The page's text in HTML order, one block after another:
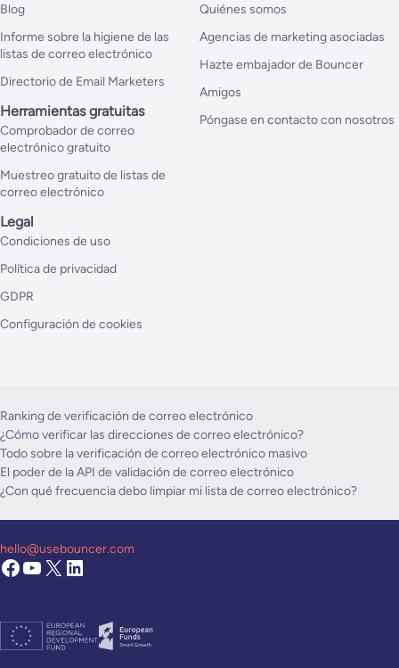
Blog
Informe sobre la higiene de las
listas de correo electrónico
Directorio de Email Marketers
Herramientas gratuitas
Comprobador de correo
electrónico gratuito
Muestreo gratuito de listas de
correo electrónico
Quiénes somos
Agencias de marketing asociadas
Hazte embajador de Bouncer
Amigos
Póngase en contacto con nosotros
Legal
Condiciones de uso
Política de privacidad
GDPR
Configuración de cookies
Ranking de verificación de correo electrónico
¿Cómo verificar las direcciones de correo electrónico?
Todo sobre la verificación de correo electrónico masivo
El poder de la API de validación de correo electrónico
¿Con qué frecuencia debo limpiar mi lista de correo electrónico?
hello@usebouncer.com